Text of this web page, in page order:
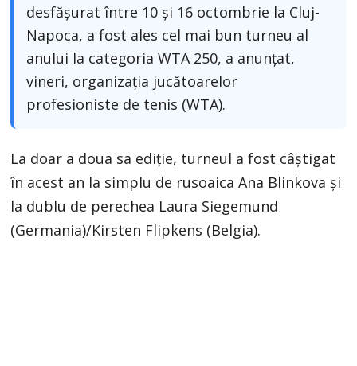
desfăşurat între 10 şi 16 octombrie la Cluj-
Napoca, a fost ales cel mai bun turneu al
anului la categoria WTA 250, a anunţat,
vineri, organizaţia jucătoarelor
profesioniste de tenis (WTA).
La doar a doua sa ediţie, turneul a fost câştigat
în acest an la simplu de rusoaica Ana Blinkova şi
la dublu de perechea Laura Siegemund
(Germania)/Kirsten Flipkens (Belgia).